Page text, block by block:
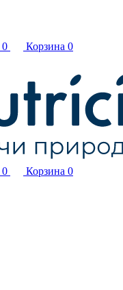
0 Корзина 0
0 Корзина 0